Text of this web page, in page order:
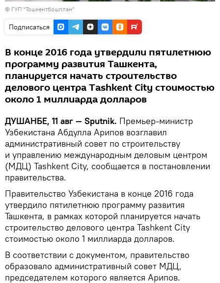
© ГУП "Тошкентбошплан"
Подписаться
В конце 2016 года утвердили пятилетнюю
программу развития Ташкента,
планируется начать строительство
делового центра Tashkent City стоимостью
около 1 миллиарда долларов
ДУШАНБЕ, 11 авг — Sputnik. Премьер-министр
Узбекистана Абдулла Арипов возглавил
административный совет по строительству
и управлению международным деловым центром
(МДЦ) Tashkent City, сообщается в постановлении
правительства.
Правительство Узбекистана в конце 2016 года
утвердило пятилетнюю программу развития
Ташкента, в рамках которой планируется начать
строительство делового центра Tashkent City
стоимостью около 1 миллиарда долларов.
В соответствии с документом, правительство
образовало административный совет МДЦ,
председателем которого является Арипов.